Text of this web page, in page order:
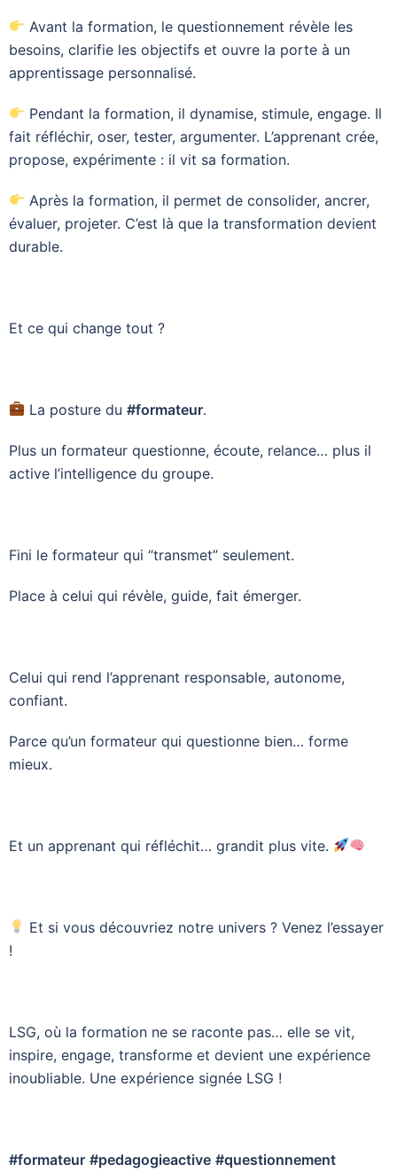
Avant la formation, le questionnement révèle les
besoins, clarifie les objectifs et ouvre la porte à un
apprentissage personnalisé.
Pendant la formation, il dynamise, stimule, engage. Il
fait réfléchir, oser, tester, argumenter. L’apprenant crée,
propose, expérimente : il vit sa formation.
Après la formation, il permet de consolider, ancrer,
évaluer, projeter. C’est là que la transformation devient
durable.
Et ce qui change tout ?
La posture du#formateur.
Plus un formateur questionne, écoute, relance… plus il
active l’intelligence du groupe.
Fini le formateur qui “transmet” seulement.
Place à celui qui révèle, guide, fait émerger.
Celui qui rend l’apprenant responsable, autonome,
confiant.
Parce qu’un formateur qui questionne bien… forme
mieux.
Et un apprenant qui réfléchit… grandit plus vite.
Et si vous découvriez notre univers ? Venez l’essayer
!
LSG, où la formation ne se raconte pas… elle se vit,
inspire, engage, transforme et devient une expérience
inoubliable. Une expérience signée LSG !
#formateur #pedagogieactive #questionnement